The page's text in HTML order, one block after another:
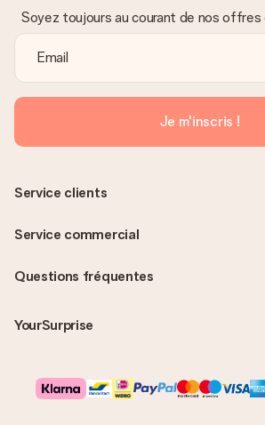
Soyez toujours au courant de nos offres
Je m'inscris !
Questions fréquentes
YourSurprise
Service clients
Service commercial